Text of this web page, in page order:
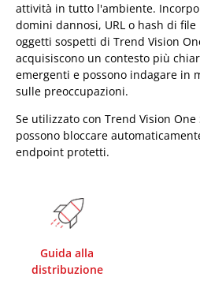
attività in tutto l'ambiente.
domini dannosi, URL o hash di
oggetti sospetti di Trend Vision
acquisiscono un contesto più
emergenti e possono indagare in
sulle preoccupazioni.
Se utilizzato con Trend Vision
possono bloccare
endpoint protetti.
Guida alla
distribuzione